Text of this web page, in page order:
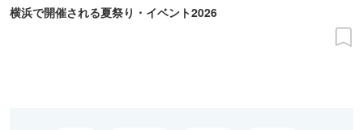
横浜で開催される夏祭り・イベント2026